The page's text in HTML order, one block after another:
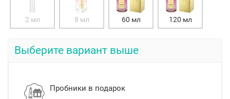
2 мл 8 мл 60 мл 120 мл
Выберите вариант выше
Пробники в подарок